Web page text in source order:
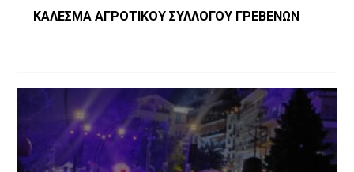
ΚΑΛΕΣΜΑ ΑΓΡΟΤΙΚΟΥ ΣΥΛΛΟΓΟΥ ΓΡΕΒΕΝΩΝ